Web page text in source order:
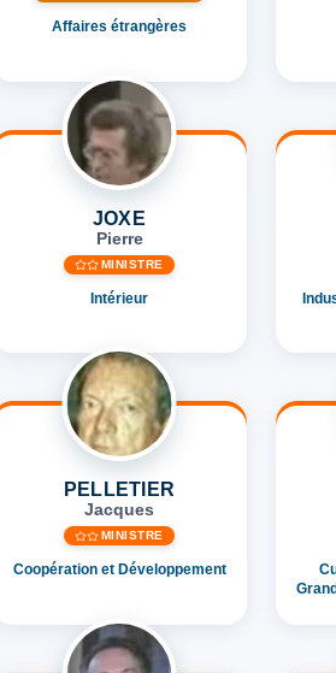
Affaires étrangères
JOXE
Pierre
MINISTRE
Intérieur
PELLETIER
Jacques
MINISTRE
Coopération et Développement